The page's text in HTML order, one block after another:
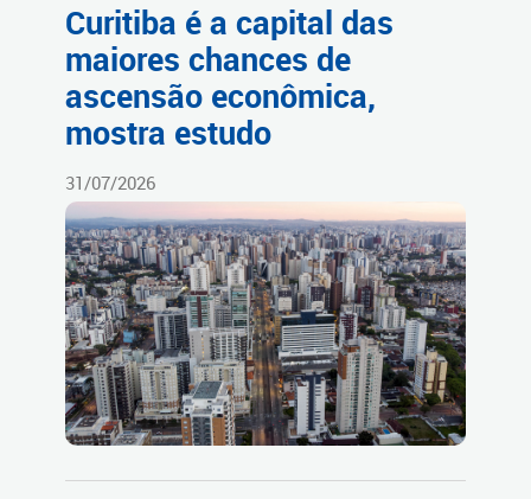
Curitiba é a capital das
maiores chances de
ascensão econômica,
mostra estudo
31/07/2026